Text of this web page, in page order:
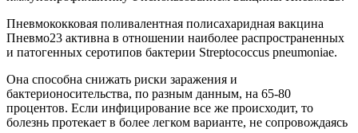
Пневмококковая поливалентная полисахаридная вакцина
Пневмо23 активна в отношении наиболее распространенных
и патогенных серотипов бактерии Streptococcus pneumoniae.
Она способна снижать риски заражения и
бактерионосительства, по разным данным, на 65-80
процентов. Если инфицирование все же происходит, то
болезнь протекает в более легком варианте, не сопровождаясь